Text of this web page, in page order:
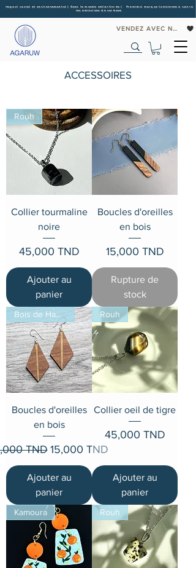
VENDEZ AVEC NOUS
Impact social et environnemental | Dans le monde entierlivrée | Première marque tunisienne à suivre
les émissions de carbone
ACCESSOIRES
Rouh
Collier tourmaline
noire
Prix
45,000 TND
Ajouter au
panier
Boucles d'oreilles
en bois
Prix
15,000 TND
Rupture de
stock
Bois de Hamza
Boucles d'oreilles
en bois
original
TND Prix promotionnel
15,000 TND
Ajouter au
panier
Rouh
Collier oeil de tigre
Prix
45,000 TND
Ajouter au
panier
Kamoura Rouh